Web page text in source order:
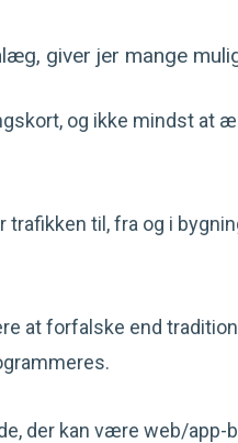
giver jer mange
og ikke mindst at
til, fra og i
at forfalske end
der kan være web/